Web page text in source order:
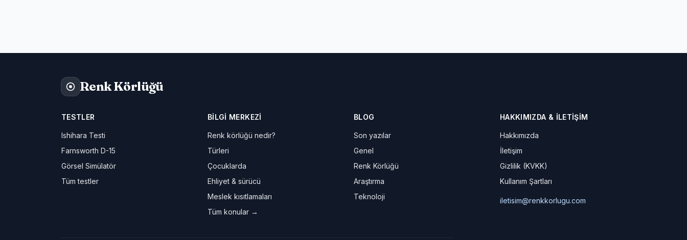
Renk Körlüğü
TESTLER
Ishihara Testi
Farnsworth D-15
Görsel Simülatör
Tüm testler
BILGI MERKEZI
Renk körlüğü nedir?
Türleri
Çocuklarda
Ehliyet & sürücü
Meslek kısıtlamaları
Tüm konular →
BLOG
Son yazılar
Genel
Renk Körlüğü
Araştırma
Teknoloji
HAKKIMIZDA & İLETIŞIM
Hakkımızda
İletişim
Gizlilik (KVKK)
Kullanım Şartları
iletisim@renkkorlugu.com